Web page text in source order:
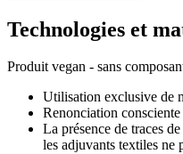
Technologies et
Produit vegan - sans
Utilisation exclusive de
Renonciation
La présence de traces
les adjuvants textiles ne